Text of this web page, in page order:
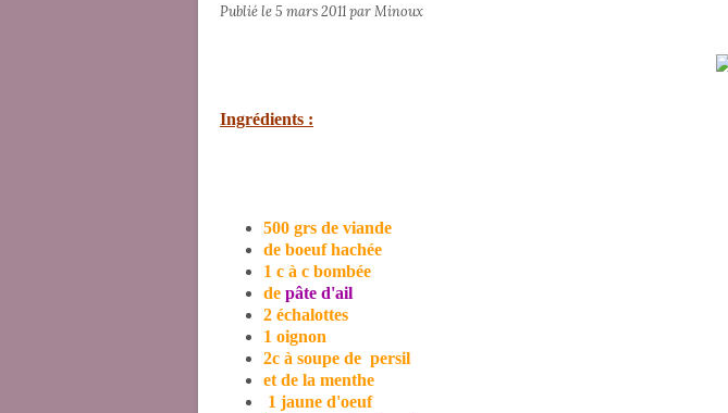
Publié le5 mars 2011par Minoux
Ingrédients :
500 grs de viande
de boeuf hachée
1 c à c bombée
de pâte d'ail
2 échalottes
1 oignon
2c à soupe de persil
et de la menthe
1 jaune d'oeuf